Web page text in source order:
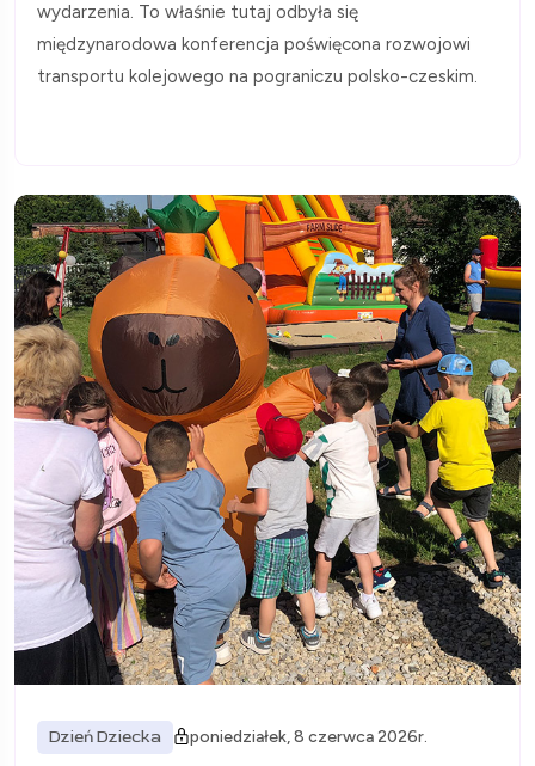
wydarzenia. To właśnie tutaj odbyła się
międzynarodowa konferencja poświęcona rozwojowi
transportu kolejowego na pograniczu polsko-czeskim.
Dzień Dziecka poniedziałek, 8 czerwca 2026r.